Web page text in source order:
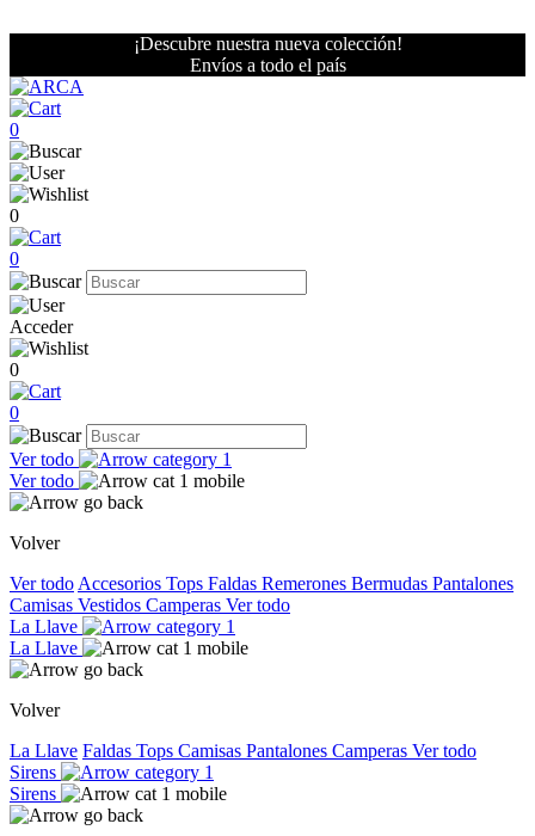
¡Descubre nuestra nueva colección!
Envíos a todo el país
0
0
0
Acceder
0
0
Ver todo
Ver todo
Volver
Ver todo Accesorios Tops Faldas Remerones Bermudas Pantalones
Camisas Vestidos Camperas Ver todo
La Llave
La Llave
Volver
La Llave Faldas Tops Camisas Pantalones Camperas Ver todo
Sirens
Sirens